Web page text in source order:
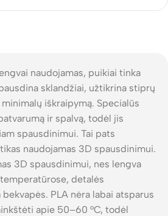
naudojamas, puikiai tinka
sklandžiai, užtikrina stiprų
iškraipymą. Specialūs
ir spalvą, todėl jis
spausdinimui. Tai pats
naudojamas 3D spausdinimui.
3D spausdinimui, nes lengva
detalės
PLA nėra labai atsparus
apie 50–60 °C, todėl